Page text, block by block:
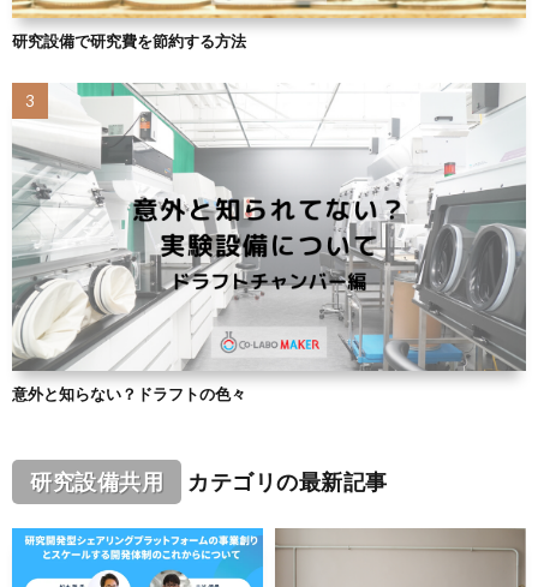
研究設備で研究費を節約する方法
意外と知らない？ドラフトの色々
研究設備共用 カテゴリの最新記事